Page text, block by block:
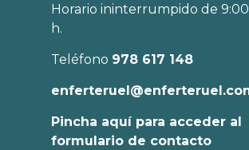
Horario ininterrumpido de 9:00
h.
Teléfono 978 617 148
Pincha aquí para acceder al
formulario de contacto